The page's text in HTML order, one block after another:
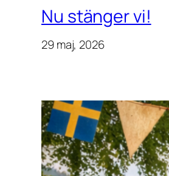
Nu stänger vi!
29 maj, 2026